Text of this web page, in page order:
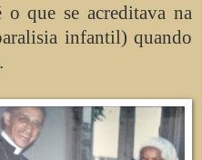
que se acreditava na
infantil) quando